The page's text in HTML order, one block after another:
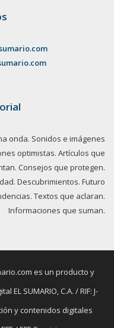
onda. Sonidos e imágenes
optimistas. Artículos que
Consejos que protegen.
Descubrimientos. Futuro
Textos que aclaran.
Informaciones que suman.
es un producto y
EL SUMARIO, C.A. / RIF: J-
y contenidos digitales